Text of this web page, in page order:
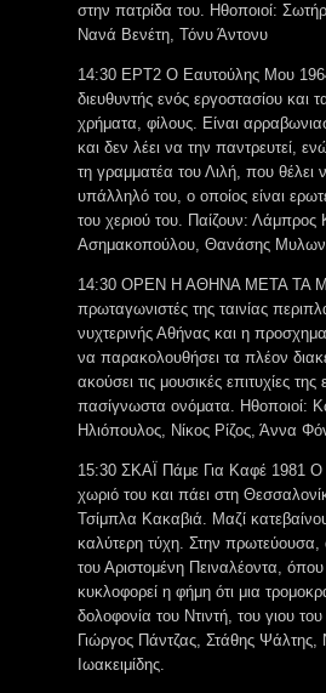
στην πατρίδα του. Ηθοποιοί:
Νανά Βενέτη, Τόνυ Άντονυ
14:30 ΕΡΤ2 Ο Εαυτούλης Μου
διευθυντής ενός εργοστασίου και
χρήματα, φίλους. Είναι
και δεν λέει να την παντρευτεί,
τη γραμματέα του Λιλή, που
υπάλληλό του, ο οποίος είναι
του χεριού του. Παίζουν:
Ασημακοπούλου, Θανάσης
14:30 OPEN Η ΑΘΗΝΑ ΜΕΤΑ ΤΑ
πρωταγωνιστές της ταινίας
νυχτερινής Αθήνας και η
να παρακολουθήσει τα πλέον
ακούσει τις μουσικές επιτυχίες
πασίγνωστα ονόματα. Ηθοποιοί:
Ηλιόπουλος, Νίκος Ρίζος, Άννα
15:30 ΣΚΑΪ Πάμε Για Καφέ 1981
χωριό του και πάει στη
Τσίμπλα Κακαβιά. Μαζί
καλύτερη τύχη. Στην πρωτεύουσα,
του Αριστομένη Πειναλέοντα,
κυκλοφορεί η φήμη ότι μια
δολοφονία του Ντιντή, του γιου
Γιώργος Πάντζας, Στάθης Ψάλτης,
Ιωακειμίδης.